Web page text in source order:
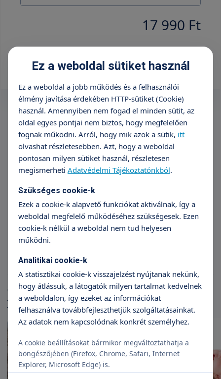
17 990 Ft
Időpontfoglalás
Dr. Lakos Gábor
Gyermekgyógyászat
Cikkek
További cikkek
Ez a weboldal sütiket használ
Ez a weboldal a jobb működés és a felhasználói
élmény javítása érdekében HTTP-sütiket (Cookie)
használ. Amennyiben nem fogad el minden sütit, az
oldal egyes pontjai nem biztos, hogy megfelelően
fognak működni. Arról, hogy mik azok a sütik, itt
olvashat részletesebben. Azt, hogy a weboldal
pontosan milyen sütiket használ, részletesen
megismerheti Adatvédelmi Tájékoztatónkból.
Szükséges cookie-k
Ezek a cookie-k alapvető funkciókat aktiválnak, így a
weboldal megfelelő működéséhez szükségesek. Ezen
cookie-k nélkül a weboldal nem tud helyesen
működni.
Analitikai cookie-k
A statisztikai cookie-k visszajelzést nyújtanak nekünk,
hogy átlássuk, a látogatók milyen tartalmat kedvelnek
a weboldalon, így ezeket az információkat
felhasználva továbbfejleszthetjük szolgáltatásainkat.
Az adatok nem kapcsolódnak konkrét személyhez.
A cookie beállításokat bármikor megváltoztathatja a
böngészőjében (Firefox, Chrome, Safari, Internet
Explorer, Microsoft Edge) is.